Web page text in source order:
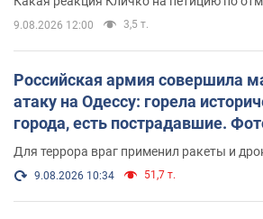
9.08.2026 12:00 3,5 т.
Российская армия совершила
атаку на Одессу: горела
города, есть пострадавшие.
Для террора враг применил ракеты и
9.08.2026 10:34 51,7 т.